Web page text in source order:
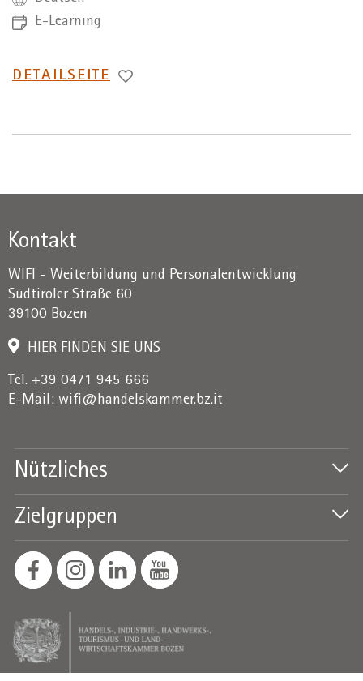
E-Learning
WECHSEL
DETAILSEITE
Kontakt
WIFI - Weiterbildung und Personalentwicklung
Südtiroler Straße 60
39100 Bozen
HIER FINDEN SIE UNS
Tel. +39 0471 945 666
E-Mail: wifi@handelskammer.bz.it
Nützliches
Zielgruppen